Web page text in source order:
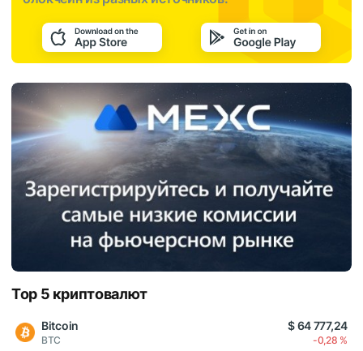
Top 5 криптовалют
Bitcoin
BTC
$ 64 777,24
-0,28 %